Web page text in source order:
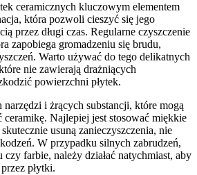
ceramicznych kluczowym elementem
która pozwoli cieszyć się jego
przez długi czas. Regularne czyszczenie
zapobiega gromadzeniu się brudu,
Warto używać do tego delikatnych
nie zawierają drażniących
powierzchni płytek.
i żrących substancji, które mogą
Najlepiej jest stosować miękkie
usuną zanieczyszczenia, nie
W przypadku silnych zabrudzeń,
farbie, należy działać natychmiast, aby
płytki.